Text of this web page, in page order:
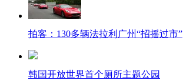
拍客：130多辆法拉利广州“招摇过市”
韩国开放世界首个厕所主题公园